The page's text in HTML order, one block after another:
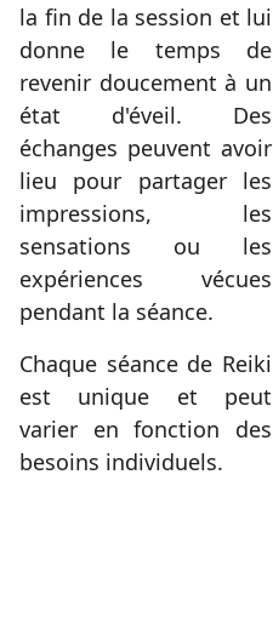
la fin de la session et lui
donne le temps de
revenir doucement à un
état d'éveil. Des
échanges peuvent avoir
lieu pour partager les
impressions, les
sensations ou les
expériences vécues
pendant la séance.
Chaque séance de Reiki
est unique et peut
varier en fonction des
besoins individuels.